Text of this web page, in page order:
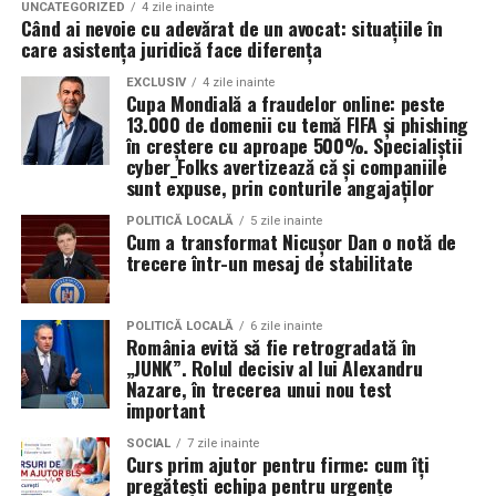
Rezultatul este un echilibru foarte bun între protecție și
economie de combustibil.
Pentru ce motoare este recomandat Ravenol VMP
USVO 5W30?
ulei de motor RavenolVMP USVO 5W30 este
recomandat pentru numeroase motoare moderne care
necesită un ulei 5W30 cu aprobări OEM specifice.
În funcție de specificațiile constructorului, poate fi
utilizat pe vehicule ale unor mărci precum:
BMW;
Mercedes-Benz;
Volkswagen;
Audi;
organizatorii unui eveniment pot reduce semnificativ
impactul negativ asupra mediului în comparație cu
soluțiile tradiționale, care sunt mult mai dăunătoare
pentru natură. Astfel, toaletele ecologice contribuie la
promovarea unui comportament responsabil din punct
de vedere ecologic și ajută la protejarea resurselor
naturale.
Impactul pozitiv asupra imaginii evenimentului
Alegerea unor soluții ecologice, precum tipul ecologic
de toaletă, poate aduce beneficii semnificative imaginii
unui eveniment. Într-o eră în care participanții devin din
ce în ce mai conștienți de problemele de mediu,
organizatorii care aleg să adopte soluții sustenabile, cum
ar fi închirierea toaletelor din gama ecologică, pot
câștiga aprecierea publicului.
Aceasta nu doar că îmbunătățește percepția față de
UNCATEGORIZED 4 zile inainte
Când ai nevoie cu adevărat de un avocat: situațiile în
care asistența juridică face diferența
EXCLUSIV 4 zile inainte
Cupa Mondială a fraudelor online: peste
13.000 de domenii cu temă FIFA și phishing
în creștere cu aproape 500%. Specialiștii
cyber_Folks avertizează că și companiile
sunt expuse, prin conturile angajaților
POLITICĂ LOCALĂ 5 zile inainte
Cum a transformat Nicușor Dan o notă de
trecere într-un mesaj de stabilitate
POLITICĂ LOCALĂ 6 zile inainte
România evită să fie retrogradată în
„JUNK”. Rolul decisiv al lui Alexandru
Nazare, în trecerea unui nou test
important
SOCIAL 7 zile inainte
Curs prim ajutor pentru firme: cum îți
pregătești echipa pentru urgențe